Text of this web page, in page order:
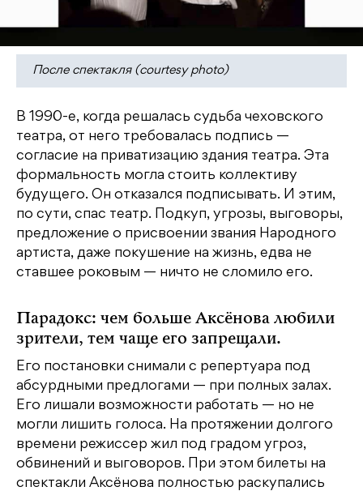
После спектакля (courtesy photo)
В 1990-е, когда решалась судьба чеховского
театра, от него требовалась подпись —
согласие на приватизацию здания театра. Эта
формальность могла стоить коллективу
будущего. Он отказался подписывать. И этим,
по сути, спас театр. Подкуп, угрозы, выговоры,
предложение о присвоении звания Народного
артиста, даже покушение на жизнь, едва не
ставшее роковым — ничто не сломило его.
Парадокс: чем больше Аксёнова любили
зрители, тем чаще его запрещали.
Его постановки снимали с репертуара под
абсурдными предлогами — при полных залах.
Его лишали возможности работать — но не
могли лишить голоса. На протяжении долгого
времени режиссер жил под градом угроз,
обвинений и выговоров. При этом билеты на
спектакли Аксёнова полностью раскупались